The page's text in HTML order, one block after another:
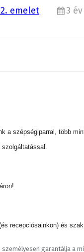
emelet 3
a szépségiparral, több
szolgáltatással.
recepciósainkon) és
garantálja a